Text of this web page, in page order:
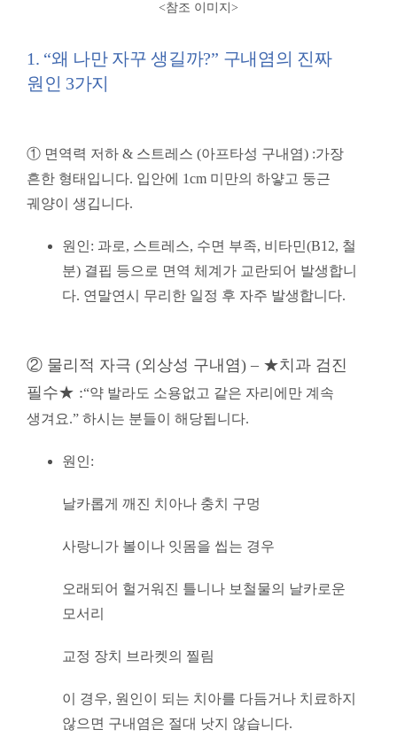
<참조 이미지 >
1. “왜 나만 자꾸 생길까?” 구내염의 진짜
원인 3가지
① 면역력 저하 & 스트레스 (아프타성 구내염) :가장
흔한 형태입니다. 입안에 1cm 미만의 하얗고 둥근
궤양이 생깁니다.
원인: 과로, 스트레스, 수면 부족, 비타민(B12, 철
분) 결핍 등으로 면역 체계가 교란되어 발생합니
다. 연말연시 무리한 일정 후 자주 발생합니다.
② 물리적 자극 (외상성 구내염) – ★치과 검진
필수★ :“약 발라도 소용없고 같은 자리에만 계속
생겨요.” 하시는 분들이 해당됩니다.
원인:
날카롭게 깨진 치아나 충치 구멍
사랑니가 볼이나 잇몸을 씹는 경우
오래되어 헐거워진 틀니나 보철물의 날카로운
모서리
교정 장치 브라켓의 찔림
이 경우, 원인이 되는 치아를 다듬거나 치료하지
않으면 구내염은 절대 낫지 않습니다.